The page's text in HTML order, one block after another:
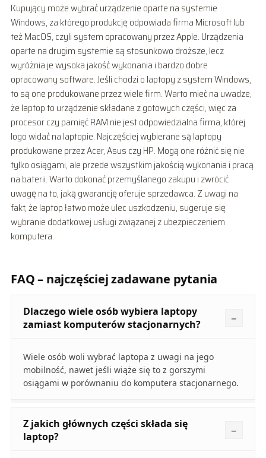
Kupujący może wybrać urządzenie oparte na systemie
Windows, za którego produkcję odpowiada firma Microsoft lub
też MacOS, czyli system opracowany przez Apple. Urządzenia
oparte na drugim systemie są stosunkowo droższe, lecz
wyróżnia je wysoka jakość wykonania i bardzo dobre
opracowany software. Jeśli chodzi o laptopy z system Windows,
to są one produkowane przez wiele firm. Warto mieć na uwadze,
że laptop to urządzenie składane z gotowych części, więc za
procesor czy pamięć RAM nie jest odpowiedzialna firma, której
logo widać na laptopie. Najczęściej wybierane są laptopy
produkowane przez Acer, Asus czy HP. Mogą one różnić się nie
tylko osiągami, ale przede wszystkim jakością wykonania i pracą
na baterii. Warto dokonać przemyślanego zakupu i zwrócić
uwagę na to, jaką gwarancję oferuje sprzedawca. Z uwagi na
fakt, że laptop łatwo może ulec uszkodzeniu, sugeruje się
wybranie dodatkowej usługi związanej z ubezpieczeniem
komputera.
FAQ – najczęściej zadawane pytania
Dlaczego wiele osób wybiera laptopy
zamiast komputerów stacjonarnych?
Wiele osób woli wybrać laptopa z uwagi na jego
mobilność, nawet jeśli wiąże się to z gorszymi
osiągami w porównaniu do komputera stacjonarnego.
Z jakich głównych części składa się
laptop?